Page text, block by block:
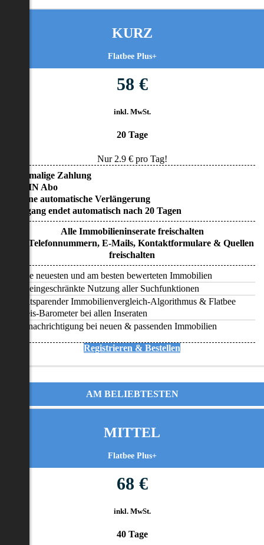
KURZ
Flatbee Plus+
58 €
inkl. MwSt.
20 Tage
Nur 2.9€ pro Tag!
• Einmalige Zahlung
• KEIN Abo
• Keine automatische Verlängerung
• Zugang endet automatisch nach 20 Tagen
Alle Immobilieninserate freischalten
Alle Telefonnummern, E-Mails, Kontaktformulare & Quellen
freischalten
Alle neuesten und am besten bewerteten Immobilien
Uneingeschränkte Nutzung aller Suchfunktionen
Zeitsparender Immobilienvergleich-Algorithmus & Flatbee
Preis-Barometer bei allen Inseraten
Benachrichtigung bei neuen & passenden Immobilien
Registrieren & Bestellen
AM BELIEBTESTEN
MITTEL
Flatbee Plus+
68 €
inkl. MwSt.
40 Tage